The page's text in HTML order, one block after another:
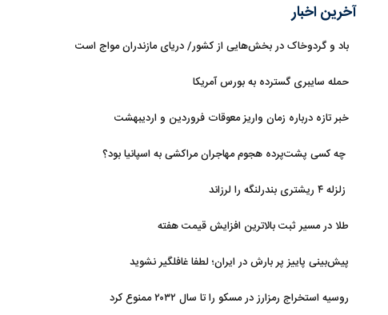
آخرین اخبار
باد و گردوخاک در بخش‌هایی از کشور/ دریای مازندران مواج است
حمله سایبری گسترده به بورس آمریکا
خبر تازه درباره زمان واریز معوقات فروردین و اردیبهشت
چه کسی پشت‌پرده هجوم مهاجران مراکشی به اسپانیا بود؟
زلزله ۴ ریشتری بندرلنگه را لرزاند
طلا در مسیر ثبت بالاترین افزایش قیمت هفته
پیش‌بینی پاییز پر بارش در ایران؛ لطفا غافلگیر نشوید
روسیه استخراج رمزارز در مسکو را تا سال ۲۰۳۲ ممنوع کرد